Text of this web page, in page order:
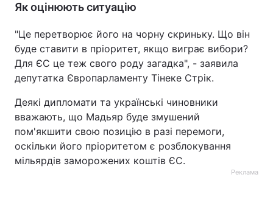
Як оцінюють ситуацію
"Це перетворює його на чорну скриньку. Що він
буде ставити в пріоритет, якщо виграє вибори?
Для ЄС це теж свого роду загадка", - заявила
депутатка Європарламенту Тінеке Стрік.
Деякі дипломати та українські чиновники
вважають, що Мадьяр буде змушений
пом'якшити свою позицію в разі перемоги,
оскільки його пріоритетом є розблокування
мільярдів заморожених коштів ЄС.
Реклама